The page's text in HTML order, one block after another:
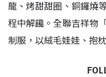
龍、烤甜甜圈、銅鑼燒
程中解饞。全聯吉祥物
制服，以絨毛娃娃、抱